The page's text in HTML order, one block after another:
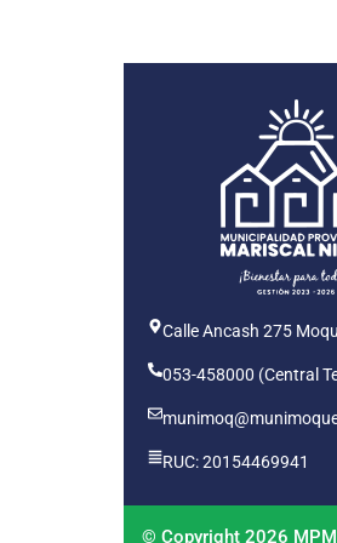
Calle Ancash 275
053-458000 (Central
RUC: 20154469941
© Copyright 2026